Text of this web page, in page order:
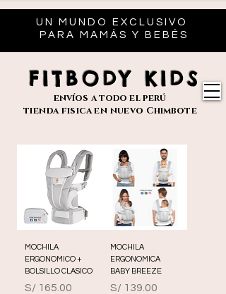
UN MUNDO EXCLUSIVO
PARA MAMÁS Y BEBÉS
FITBODY KIDS
envíos a todo el perú
tienda fisica en nuevo Chimbote
MOCHILA
ERGONOMICO +
BOLSILLO CLASICO
Precio
S/ 165.00
MOCHILA
ERGONOMICA
BABY BREEZE
Precio
S/ 139.00